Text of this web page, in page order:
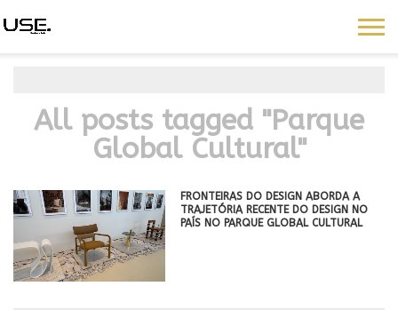
All posts tagged "Parque
Global Cultural"
FRONTEIRAS DO DESIGN ABORDA A
TRAJETÓRIA RECENTE DO DESIGN NO
PAÍS NO PARQUE GLOBAL CULTURAL